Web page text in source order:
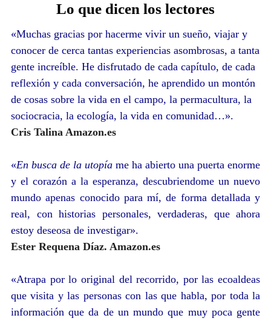
Lo que dicen los lectores
«Muchas gracias por hacerme vivir un sueño, viajar y
conocer de cerca tantas experiencias asombrosas, a tanta
gente increíble. He disfrutado de cada capítulo, de cada
reflexión y cada conversación, he aprendido un montón
de cosas sobre la vida en el campo, la permacultura, la
sociocracia, la ecología, la vida en comunidad…».
Cris Talina Amazon.es
«En busca de la utopía me ha abierto una puerta enorme
y el corazón a la esperanza, descubriendome un nuevo
mundo apenas conocido para mí, de forma detallada y
real, con historias personales, verdaderas, que ahora
estoy deseosa de investigar».
Ester Requena Díaz. Amazon.es
«Atrapa por lo original del recorrido, por las ecoaldeas
que visita y las personas con las que habla, por toda la
información que da de un mundo que muy poca gente